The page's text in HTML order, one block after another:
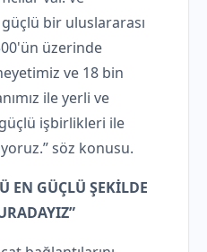
bir uluslararası
üzerinde
ve 18 bin
ile yerli ve
işbirlikleri ile
söz konusu.
EN GÜÇLÜ ŞEKİLDE